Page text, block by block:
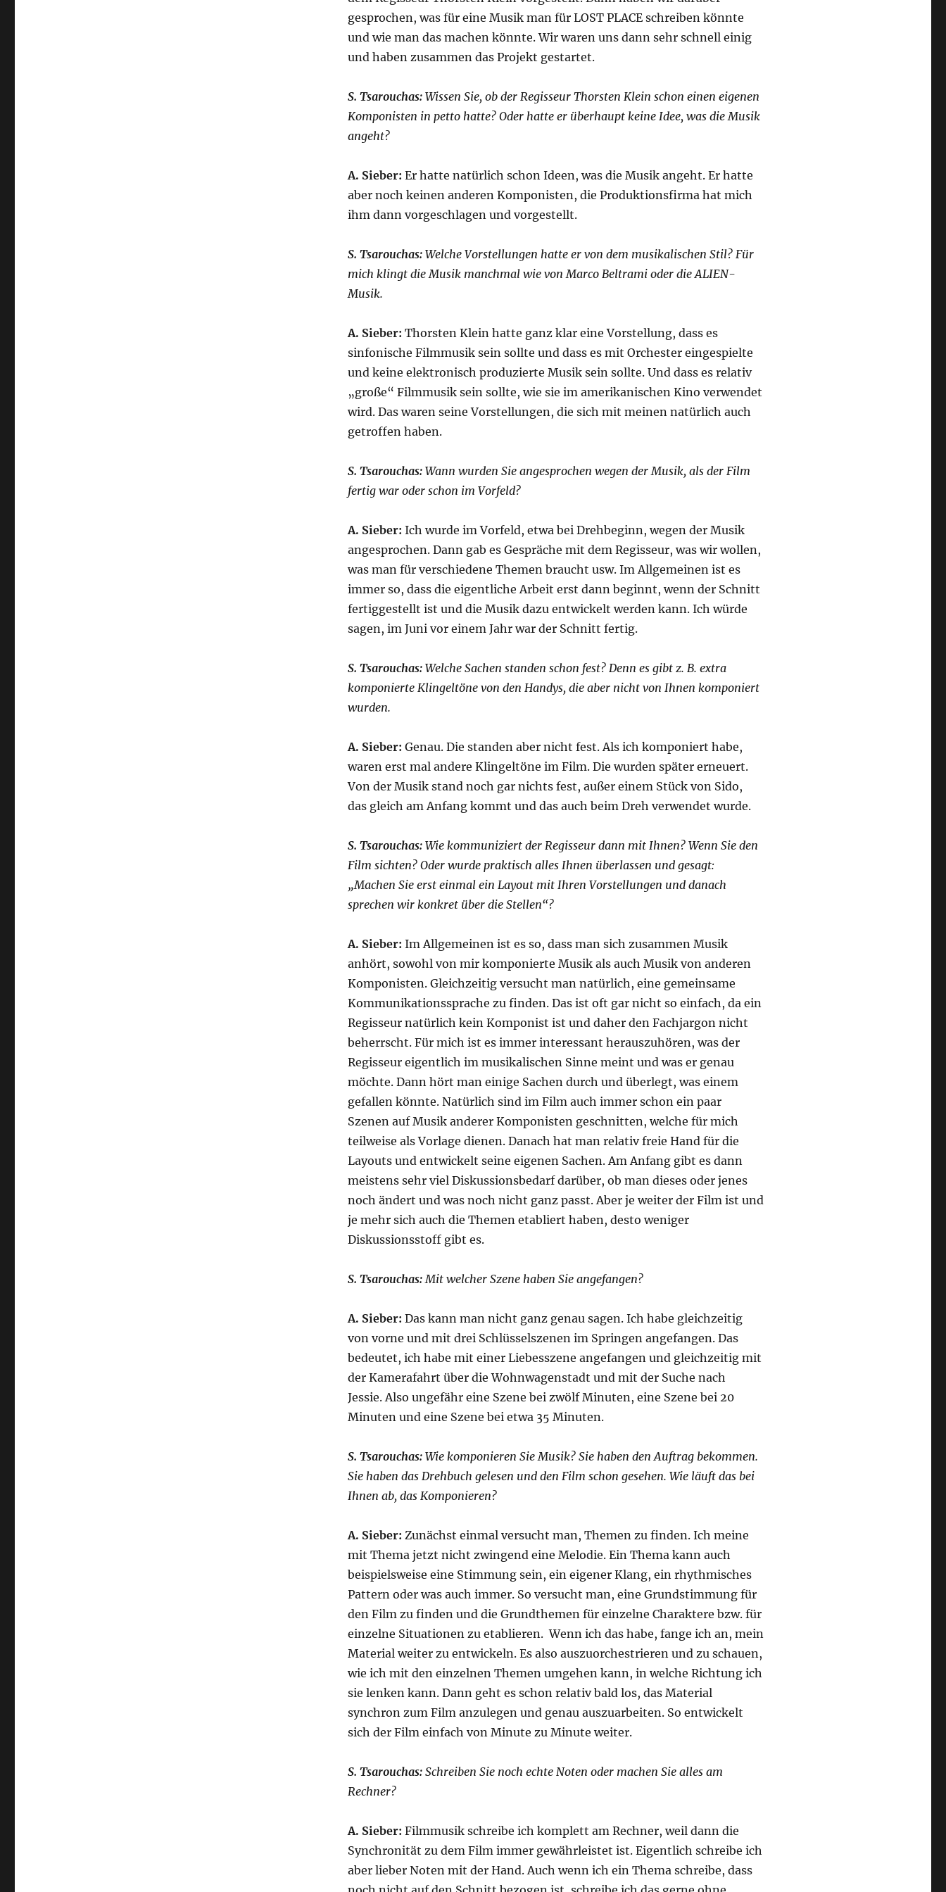
gesprochen, was für eine Musik man für LOST PLACE schreiben könnte
und wie man das machen könnte. Wir waren uns dann sehr schnell einig
und haben zusammen das Projekt gestartet.
S. Tsarouchas: Wissen Sie, ob der Regisseur Thorsten Klein schon einen eigenen
Komponisten in petto hatte? Oder hatte er überhaupt keine Idee, was die Musik
angeht?
A. Sieber: Er hatte natürlich schon Ideen, was die Musik angeht. Er hatte
aber noch keinen anderen Komponisten, die Produktionsfirma hat mich
ihm dann vorgeschlagen und vorgestellt.
S. Tsarouchas: Welche Vorstellungen hatte er von dem musikalischen Stil? Für
mich klingt die Musik manchmal wie von Marco Beltrami oder die ALIEN-
Musik.
A. Sieber: Thorsten Klein hatte ganz klar eine Vorstellung, dass es
sinfonische Filmmusik sein sollte und dass es mit Orchester eingespielte
und keine elektronisch produzierte Musik sein sollte. Und dass es relativ
„große“ Filmmusik sein sollte, wie sie im amerikanischen Kino verwendet
wird. Das waren seine Vorstellungen, die sich mit meinen natürlich auch
getroffen haben.
S. Tsarouchas: Wann wurden Sie angesprochen wegen der Musik, als der Film
fertig war oder schon im Vorfeld?
A. Sieber: Ich wurde im Vorfeld, etwa bei Drehbeginn, wegen der Musik
angesprochen. Dann gab es Gespräche mit dem Regisseur, was wir wollen,
was man für verschiedene Themen braucht usw. Im Allgemeinen ist es
immer so, dass die eigentliche Arbeit erst dann beginnt, wenn der Schnitt
fertiggestellt ist und die Musik dazu entwickelt werden kann. Ich würde
sagen, im Juni vor einem Jahr war der Schnitt fertig.
S. Tsarouchas: Welche Sachen standen schon fest? Denn es gibt z. B. extra
komponierte Klingeltöne von den Handys, die aber nicht von Ihnen komponiert
wurden.
A. Sieber: Genau. Die standen aber nicht fest. Als ich komponiert habe,
waren erst mal andere Klingeltöne im Film. Die wurden später erneuert.
Von der Musik stand noch gar nichts fest, außer einem Stück von Sido,
das gleich am Anfang kommt und das auch beim Dreh verwendet wurde.
S. Tsarouchas: Wie kommuniziert der Regisseur dann mit Ihnen? Wenn Sie den
Film sichten? Oder wurde praktisch alles Ihnen überlassen und gesagt:
„Machen Sie erst einmal ein Layout mit Ihren Vorstellungen und danach
sprechen wir konkret über die Stellen“?
A. Sieber: Im Allgemeinen ist es so, dass man sich zusammen Musik
anhört, sowohl von mir komponierte Musik als auch Musik von anderen
Komponisten. Gleichzeitig versucht man natürlich, eine gemeinsame
Kommunikationssprache zu finden. Das ist oft gar nicht so einfach, da ein
Regisseur natürlich kein Komponist ist und daher den Fachjargon nicht
beherrscht. Für mich ist es immer interessant herauszuhören, was der
Regisseur eigentlich im musikalischen Sinne meint und was er genau
möchte. Dann hört man einige Sachen durch und überlegt, was einem
gefallen könnte. Natürlich sind im Film auch immer schon ein paar
Szenen auf Musik anderer Komponisten geschnitten, welche für mich
teilweise als Vorlage dienen. Danach hat man relativ freie Hand für die
Layouts und entwickelt seine eigenen Sachen. Am Anfang gibt es dann
meistens sehr viel Diskussionsbedarf darüber, ob man dieses oder jenes
noch ändert und was noch nicht ganz passt. Aber je weiter der Film ist und
je mehr sich auch die Themen etabliert haben, desto weniger
Diskussionsstoff gibt es.
S. Tsarouchas:Mit welcher Szene haben Sie angefangen?
A. Sieber: Das kann man nicht ganz genau sagen. Ich habe gleichzeitig
von vorne und mit drei Schlüsselszenen im Springen angefangen. Das
bedeutet, ich habe mit einer Liebesszene angefangen und gleichzeitig mit
der Kamerafahrt über die Wohnwagenstadt und mit der Suche nach
Jessie. Also ungefähr eine Szene bei zwölf Minuten, eine Szene bei 20
Minuten und eine Szene bei etwa 35 Minuten.
S. Tsarouchas: Wie komponieren Sie Musik? Sie haben den Auftrag bekommen.
Sie haben das Drehbuch gelesen und den Film schon gesehen. Wie läuft das bei
Ihnen ab, das Komponieren?
A. Sieber: Zunächst einmal versucht man, Themen zu finden. Ich meine
mit Thema jetzt nicht zwingend eine Melodie. Ein Thema kann auch
beispielsweise eine Stimmung sein, ein eigener Klang, ein rhythmisches
Pattern oder was auch immer. So versucht man, eine Grundstimmung für
den Film zu finden und die Grundthemen für einzelne Charaktere bzw. für
einzelne Situationen zu etablieren. Wenn ich das habe, fange ich an, mein
Material weiter zu entwickeln. Es also auszuorchestrieren und zu schauen,
wie ich mit den einzelnen Themen umgehen kann, in welche Richtung ich
sie lenken kann. Dann geht es schon relativ bald los, das Material
synchron zum Film anzulegen und genau auszuarbeiten. So entwickelt
sich der Film einfach von Minute zu Minute weiter.
S. Tsarouchas: Schreiben Sie noch echte Noten oder machen Sie alles am
Rechner?
A. Sieber: Filmmusik schreibe ich komplett am Rechner, weil dann die
Synchronität zu dem Film immer gewährleistet ist. Eigentlich schreibe ich
aber lieber Noten mit der Hand. Auch wenn ich ein Thema schreibe, dass